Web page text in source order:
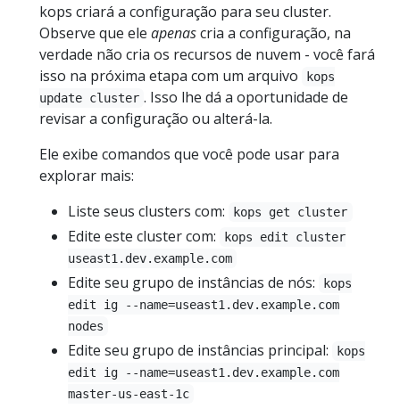
kops criará a configuração para seu cluster.
Observe que ele apenascria a configuração, na
verdade não cria os recursos de nuvem - você fará
isso na próxima etapa com um arquivo
kops
update cluster . Isso lhe dá a oportunidade de
revisar a configuração ou alterá-la.
Ele exibe comandos que você pode usar para
explorar mais:
Liste seus clusters com:
kops get cluster
Edite este cluster com:
kops edit cluster
useast1.dev.example.com
Edite seu grupo de instâncias de nós:
kops
edit ig --name=useast1.dev.example.com
nodes
Edite seu grupo de instâncias principal:
kops
edit ig --name=useast1.dev.example.com
master-us-east-1c